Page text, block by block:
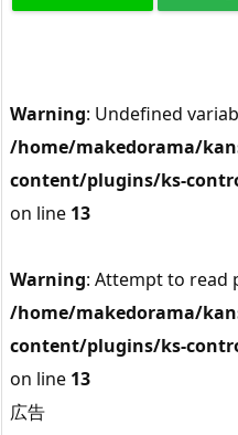
Warning: Undefined
/home/makedorama/
content/plugins/ks-
on line 13
Warning: Attempt to read
/home/makedorama/
content/plugins/ks-
on line 13
広告